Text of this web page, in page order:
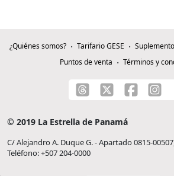
¿Quiénes somos? Tarifario GESE
Puntos de venta
Términos y
© 2019 La Estrella de Panamá
C/ Alejandro A. Duque G. - Apartado 0815-
Teléfono: +507 204-0000